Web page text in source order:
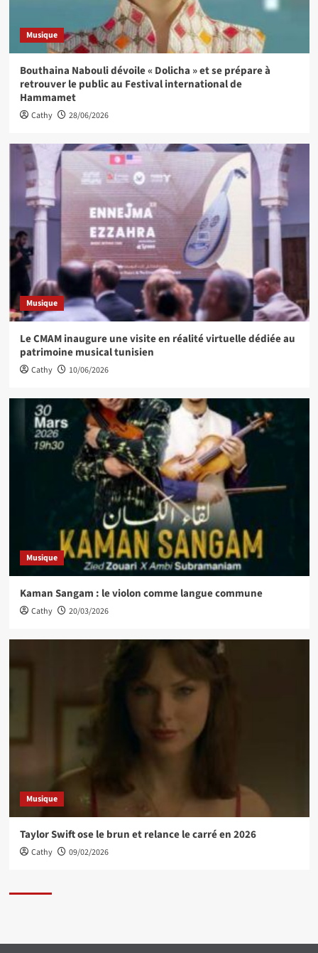
Musique
Bouthaina Nabouli dévoile « Dolicha » et se prépare à
retrouver le public au Festival international de
Hammamet
Cathy 28/06/2026
Musique
Le CMAM inaugure une visite en réalité virtuelle dédiée au
patrimoine musical tunisien
Cathy 10/06/2026
Musique
Kaman Sangam : le violon comme langue commune
Cathy 20/03/2026
Musique
Taylor Swift ose le brun et relance le carré en 2026
Cathy 09/02/2026